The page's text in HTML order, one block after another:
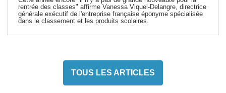
rentrée des classes" affirme Vanessa Viquel-Delangre, directrice
générale exécutif de l'entreprise française éponyme spécialisée
dans le classement et les produits scolaires.
TOUS LES ARTICLES